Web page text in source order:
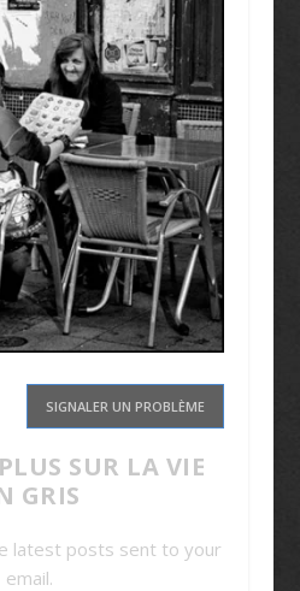
SIGNALER UN PROBLÈME
SUR LA VIE
GRIS
latest posts sent to your
email.